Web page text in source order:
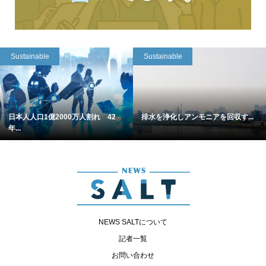
Sustainable
日本人人口1億2000万人割れ 42
年...
Sustainable
排水を浄化しアンモニアを回収す...
NEWS SALTについて
記者一覧
お問い合わせ